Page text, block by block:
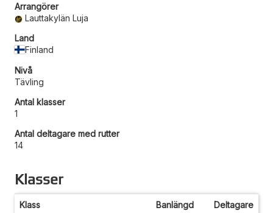
Arrangörer
Lauttakylän Luja
Land
Finland
Nivå
Tävling
Antal klasser
1
Antal deltagare med rutter
14
Klasser
Klass Banlängd Deltagare